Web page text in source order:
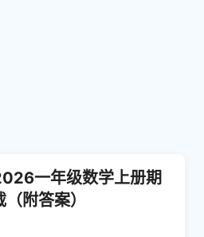
一年级数学上册期
附答案）